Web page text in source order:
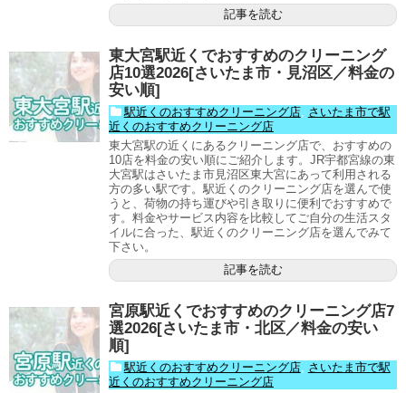
記事を読む
東大宮駅近くでおすすめのクリーニング
店10選2026[さいたま市・見沼区／料金の
安い順]
駅近くのおすすめクリーニング店, さいたま市で駅
近くのおすすめクリーニング店
東大宮駅の近くにあるクリーニング店で、おすすめの
10店を料金の安い順にご紹介します。JR宇都宮線の東
大宮駅はさいたま市見沼区東大宮にあって利用される
方の多い駅です。駅近くのクリーニング店を選んで使
うと、荷物の持ち運びや引き取りに便利でおすすめで
す。料金やサービス内容を比較してご自分の生活スタ
イルに合った、駅近くのクリーニング店を選んでみて
下さい。
記事を読む
宮原駅近くでおすすめのクリーニング店7
選2026[さいたま市・北区／料金の安い
順]
駅近くのおすすめクリーニング店, さいたま市で駅
近くのおすすめクリーニング店